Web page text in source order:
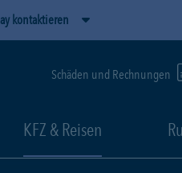
kontaktieren
Schäden und Rechnungen
KFZ & Reisen